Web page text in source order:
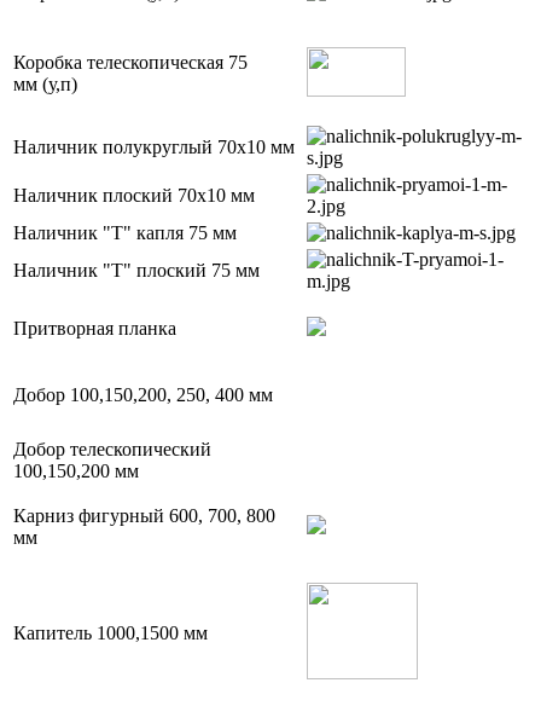
Коробка телескопическая 75
мм (у,п)
Наличник полукруглый 70х10 мм
Наличник плоский 70х10 мм
Наличник "Т" капля 75 мм
Наличник "Т" плоский 75 мм
Притворная планка
Добор 100,150,200, 250, 400 мм
Добор телескопический
100,150,200 мм
Карниз фигурный 600, 700, 800
мм
Капитель 1000,1500 мм